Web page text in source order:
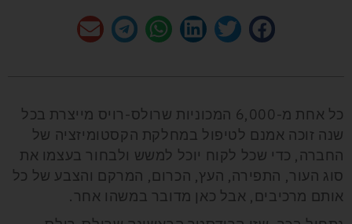
כל אחת מ-6,000 המכוניות שרולס-רויס מייצרת בכל
שנה זוכה אמנם לטיפול במחלקת הקסטומיזציה של
החברה, כדי שכל לקוח יוכל למשש ולבחור בעצמו את
סוג העור, התפירה, העץ, הכרום, המרקם והצבע של כל
אותם מרכיבים, אבל כאן מדובר במשהו אחר.